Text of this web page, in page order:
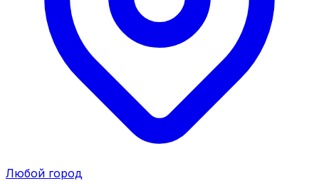
Любой город